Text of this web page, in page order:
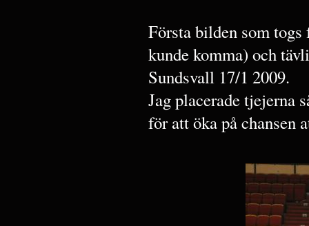
Första bilden som togs
kunde komma) och
Sundsvall 17/1 2009.
Jag placerade tjejerna
för att öka på chansen